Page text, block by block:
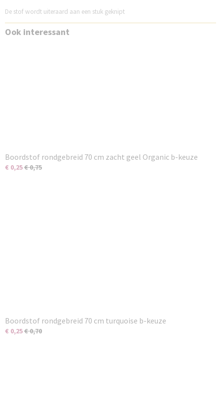
De stof wordt uiteraard aan een stuk geknipt
Ook interessant
Boordstof rondgebreid 70 cm zacht geel Organic b-keuze
€ 0,25€ 0,75
Boordstof rondgebreid 70 cm turquoise b-keuze
€ 0,25€ 0,70